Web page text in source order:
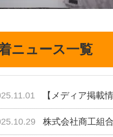
ニュース一覧
【メディア掲載
株式会社商工組